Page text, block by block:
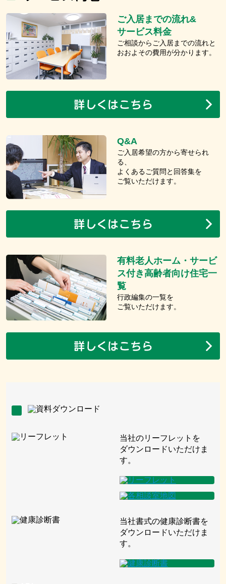
ご入居までの流れ&
サービス料金
ご相談からご入居までの流れと
おおよその費用が分かります。
Q&A
ご入居希望の方から寄せられ
る、
よくあるご質問と回答集を
ご覧いただけます。
有料老人ホーム・サービ
ス付き高齢者向け住宅一
覧
行政編集の一覧を
ご覧いただけます。
当社のリーフレットを
ダウンロードいただけま
す。
当社書式の健康診断書を
ダウンロードいただけま
す。